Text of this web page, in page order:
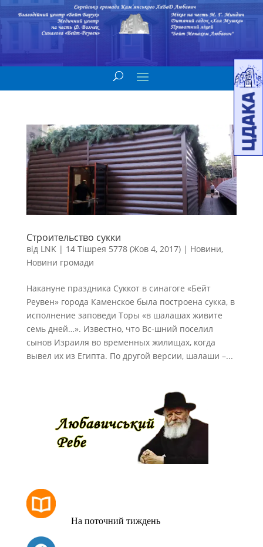
Строительство сукки
від LNK| 14 Тішрея 5778 (Жов 4, 2017)| Новини,
Новини громади
Накануне праздника Суккот в синагоге «Бейт
Реувен» города Каменское была построена сукка, в
исполнение заповеди Торы «в шалашах живите
семь дней…». Известно, что Вс-шний поселил
сынов Израиля во временных жилищах, когда
вывел их из Египта. По другой версии, шалаши –...
На поточний тиждень